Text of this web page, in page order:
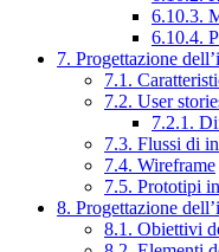
6.10.3.
6.10.4.
7. Progettazione
7.1.
7.2. User
7.2.1.
7.3. Flussi di
7.4. Wireframe
7.5. Prototipi
8. Progettazione
8.1. Obiettivi